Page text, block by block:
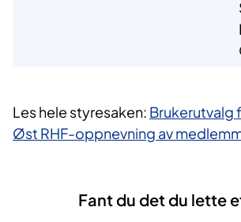
Les hele styresaken: Brukerutvalg
Øst RHF-oppnevning av
Fant du det du lette